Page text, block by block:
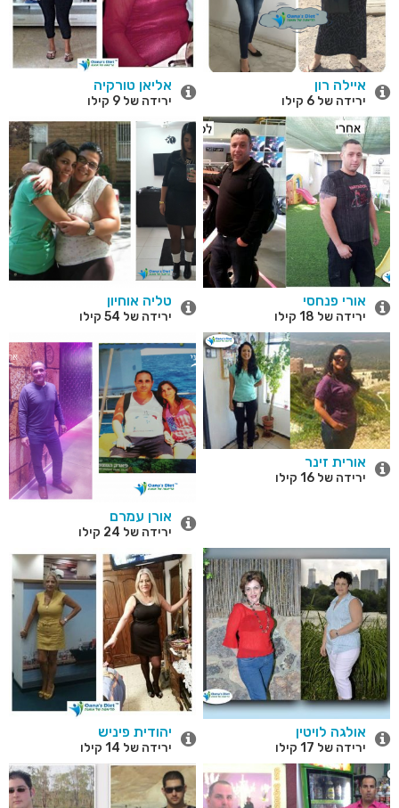
איילה רון
ירידה של 6 קילו
אליאן טורקיה
ירידה של 9 קילו
אורי פנחסי
ירידה של 18 קילו
טליה אוחיון
ירידה של 54 קילו
אורית זינר
ירידה של 16 קילו
אורן עמרם
ירידה של 24 קילו
אולגה לויטין
ירידה של 17 קילו
יהודית פיניש
ירידה של 14 קילו